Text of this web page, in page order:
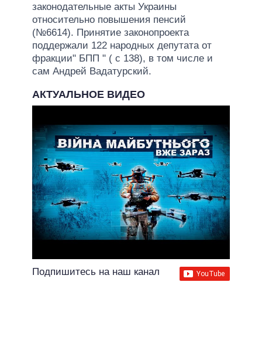
законодательные акты Украины
относительно повышения пенсий
(№6614). Принятие законопроекта
поддержали 122 народных депутата от
фракции" БПП " ( с 138), в том числе и
сам Андрей Вадатурский.
АКТУАЛЬНОЕ ВИДЕО
Подпишитесь на наш канал